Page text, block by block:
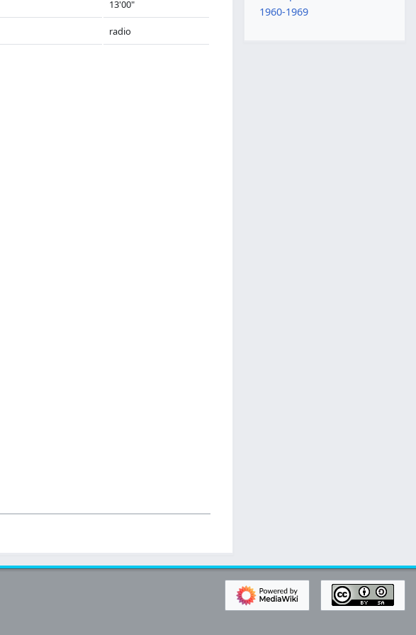
13'00"
radio
1960-1969